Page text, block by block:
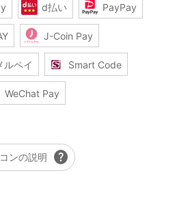
d払い PayPay
J-Coin Pay
ルペイ Smart Code
WeChat Pay
ンの説明 help